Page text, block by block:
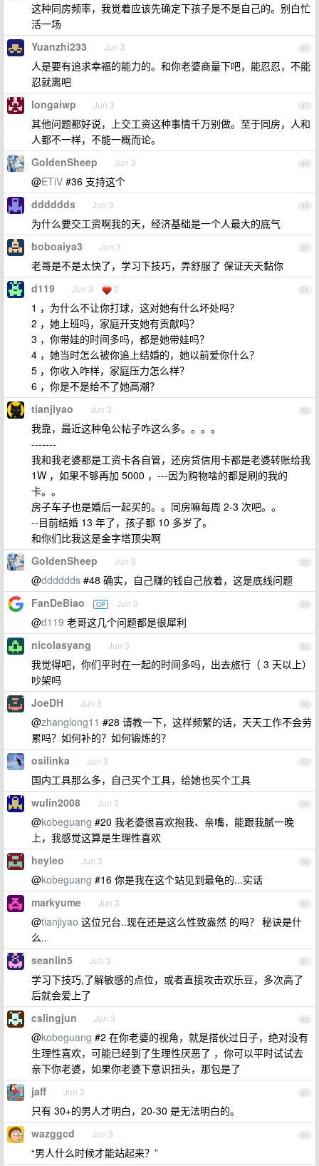
这种同房频率，我觉着应该先确定下孩子是不是自己的。别白忙
活一场
46
Yuanzhi233 Jun 3
人是要有追求幸福的能力的。和你老婆商量下吧，能忍忍，不能
忍就离吧
47
longaiwp Jun 3
其他问题都好说，上交工资这种事情千万别做。至于同房，人和
人都不一样，不能一概而论。
48
GoldenSheep Jun 3
@ETiV #36 支持这个
49
dddddds Jun 3
为什么要交工资啊我的天，经济基础是一个人最大的底气
50
boboaiya3 Jun 3
老哥是不是太快了，学习下技巧，弄舒服了 保证天天黏你
51
d119 Jun 3 2
1 ，为什么不让你打球，这对她有什么坏处吗？
2 ，她上班吗，家庭开支她有贡献吗？
3 ，你带娃的时间多吗，都是她带娃吗？
4 ，她当时怎么被你追上结婚的，她以前爱你什么？
5 ，你收入咋样，家庭压力怎么样？
6 ，你是不是给不了她高潮？
52
tianjiyao Jun 3
我靠，最近这种龟公帖子咋这么多。。。。
-------
我和我老婆都是工资卡各自管，还房贷信用卡都是老婆转账给我
1W ，如果不够再加 5000 ，---因为购物啥的都是刷的我的
卡。。
房子车子也是婚后一起买的。。同房嘛每周 2-3 次吧。。
--目前结婚 13 年了，孩子都 10 多岁了。
和你们比我这是金字塔顶尖啊
53
GoldenSheep Jun 3
@dddddds #48 确实，自己赚的钱自己放着，这是底线问题
54
FanDeBiao OP Jun 3
@d119 老哥这几个问题都是很犀利
55
nicolasyang Jun 3
我觉得吧，你们平时在一起的时间多吗，出去旅行（ 3 天以上）
吵架吗
56
JoeDH Jun 3
@zhanglong11 #28 请教一下，这样频繁的话，天天工作不会劳
累吗？如何补的？如何锻炼的？
57
osilinka Jun 3
国内工具那么多，自己买个工具，给她也买个工具
58
wulin2008 Jun 3
@kobeguang #20 我老婆很喜欢抱我、亲嘴，能跟我腻一晚
上，我感觉这算是生理性喜欢
59
heyleo Jun 3
@kobeguang #16 你是我在这个站见到最龟的...实话
60
markyume Jun 3
@tianjiyao 这位兄台..现在还是这么性致盎然 的吗？ 秘诀是什
么..
61
seanlin5 Jun 3
学习下技巧,了解敏感的点位，或者直接攻击欢乐豆，多次高了
后就会爱上了
62
cslingjun Jun 3
@kobeguang #2 在你老婆的视角，就是搭伙过日子，绝对没有
生理性喜欢，可能已经到了生理性厌恶了 ，你可以平时试试去
亲下你老婆，如果你老婆下意识扭头，那包是了
63
jaff Jun 3
只有 30+的男人才明白，20-30 是无法明白的。
64
wazggcd Jun 3
“男人什么时候才能站起来？”